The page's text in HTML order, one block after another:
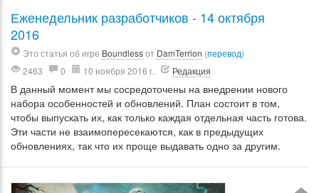
Еженедельник разработчиков - 14 октября
2016
Это статья об игре Boundlessот DamTerrion (перевод)
2463
0 10 ноября 2016 г. Редакция
В данный момент мы сосредоточены на внедрении нового
набора особенностей и обновлений. План состоит в том,
чтобы выпускать их, как только каждая отдельная часть готова.
Эти части не взаимопересекаются, как в предыдущих
обновлениях, так что их проще выдавать одно за другим.